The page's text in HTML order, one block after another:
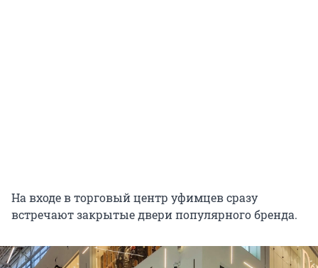
На входе в торговый центр уфимцев сразу
встречают закрытые двери популярного бренда.